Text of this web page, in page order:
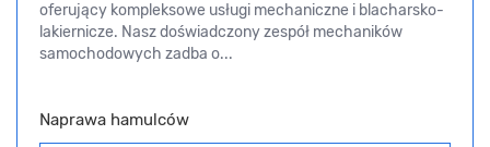
oferujący kompleksowe usługi mechaniczne i blacharsko-
lakiernicze. Nasz doświadczony zespół mechaników
samochodowych zadba o...
Naprawa hamulców